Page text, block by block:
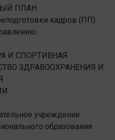
ПЛАН
кадров (ПП)
И СПОРТИВНАЯ
ЗДРАВООХРАНЕНИЯ И
учреждение
образования